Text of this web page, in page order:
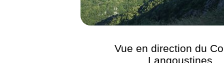
Vue en direction du
Langoustines